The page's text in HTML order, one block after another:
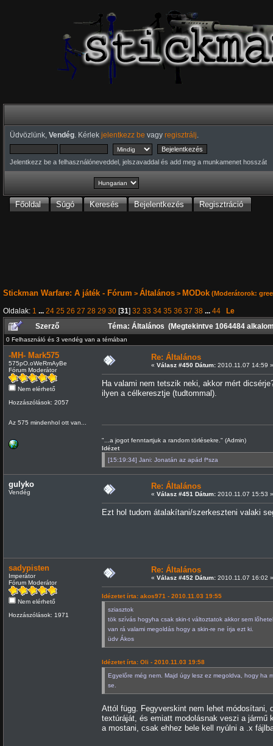
Üdvözlünk, Vendég. Kérlek jelentkezz be vagy regisztrálj
Jelentkezz be a felhasználóneveddel, jelszavaddal és add meg a munkamenet hosszát
Főoldal Súgó Keresés Bejelentkezés Regisztráció
Stickman Warfare: A játék - Fórum > Általános> MODok(Moderátorok:
Oldalak: 1 ... 24 25 26 27 28 29 30[31] 32 33 34 35 36 37 38 ... 44
Le
Szerző
Téma: Általános (Megtekintve 1064484
0 Felhasználó és 3 vendég van a témában
-MH- Mark575
575pO.oWeRmAyBe
Fórum Moderátor
Nem elérhető
Hozzászólások: 2057
Az 575 mindenhol ott van...
Re: Általános
« Válasz #450 Dátum:2010.11.07 14:59 »
Ha valami nem tetszik neki, akkor mért
ilyen a célkeresztje (tudtommal).
"...a jogot fenntartjuk a random törlésekre." (Admin)
Idézet
[15:19:34] Jani: Jonatán az apád f*sza
gulyko
Vendég
Re: Általános
« Válasz #451 Dátum:2010.11.07 15:53 »
Ezt hol tudom átalakítani/szerkeszteni valaki
sadypisten
Imperátor
Fórum Moderátor
Nem elérhető
Hozzászólások: 1971
Re: Általános
« Válasz #452 Dátum:2010.11.07 16:02 »
Idézetet írta: akos971 - 2010.11.03 19:55
sziasztok
tök szívás hogyha csak skin-t változtatok akkor sem
van rá valami megoldás hogy a skin-re ne írja ezt ki.
üdv Ákos
Idézetet írta: Oli - 2010.11.03 19:58
Egyelőre még nem. Majd úgy lesz ez megoldva, hogy ha
se.
Attól függ. Fegyverskint nem lehet módosítani,
textúráját, és emiatt modolásnak veszi a jármű
a mostani, csak ehhez bele kell nyúlni a .x